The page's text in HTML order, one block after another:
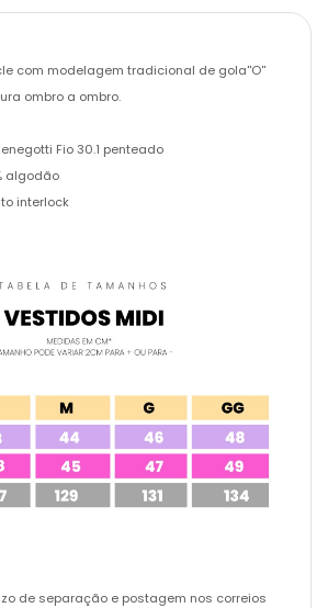
com modelagem tradicional de gola''O''
ombro a ombro.
Fio 30.1 penteado
algodão
interlock
de separação e postagem nos correios